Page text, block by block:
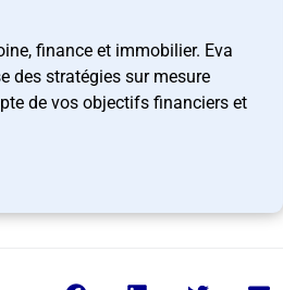
finance et immobilier. Eva
des stratégies sur mesure
de vos objectifs financiers et